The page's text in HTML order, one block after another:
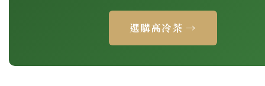
選購高冷茶 →